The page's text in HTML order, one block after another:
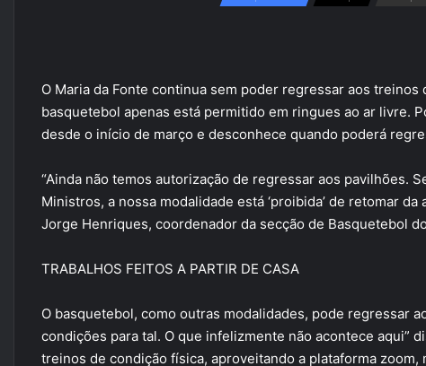
O Maria da Fonte continua sem poder regressar aos
basquetebol apenas está permitido em ringues ao ar livre.
desde o início de março e desconhece quando poderá
“Ainda não temos autorização de regressar aos pavilhões.
Ministros, a nossa modalidade está ‘proibida’ de retomar
Jorge Henriques, coordenador da secção de Basquetebol
TRABALHOS FEITOS A PARTIR DE CASA
O basquetebol, como outras modalidades, pode regressar
condições para tal. O que infelizmente não acontece aqui”
treinos de condição física, aproveitando a plataforma